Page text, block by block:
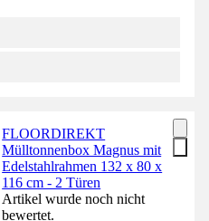
FLOORDIREKT
Mülltonnenbox Magnus mit
Edelstahlrahmen 132 x 80 x
116 cm - 2 Türen
Artikel wurde noch nicht
bewertet.